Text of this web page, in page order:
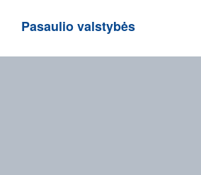
Pasaulio valstybės